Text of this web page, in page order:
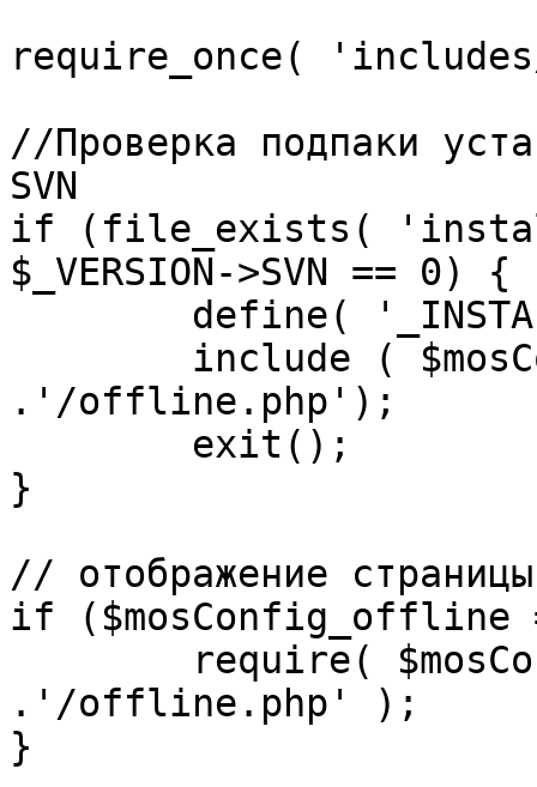
require_once(
//Проверка подпаки
SVN
if (file_exists(
$_VERSION->SVN == 0) {
.'/offline.php');
}
// отображение
if ($mosConfig_offline
.'/offline.php' );
}